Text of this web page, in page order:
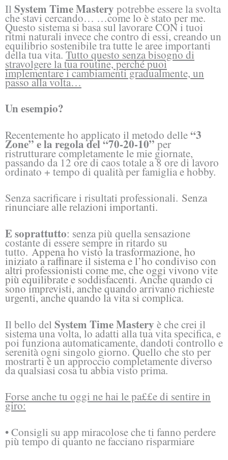
Il System Time Mastery potrebbe essere la svolta
che stavi cercando… …come lo è stato per me.
Questo sistema si basa sul lavorare CON i tuoi
ritmi naturali invece che contro di essi, creando un
equilibrio sostenibile tra tutte le aree importanti
della tua vita.Tutto questo senza bisogno di
stravolgere la tua routine, perché puoi
implementare i cambiamenti gradualmente, un
passo alla volta…
Un esempio?
Recentemente ho applicato il metodo delle“3
Zone” e la regola del “70-20-10”per
ristrutturare completamente le mie giornate,
passando da 12 ore di caos totale a 8 ore di lavoro
ordinato + tempo di qualità per famiglia e hobby.
Senza sacrificare i risultati professionali. Senza
rinunciare alle relazioni importanti.
E soprattutto: senza più quella sensazione
costante di essere sempre in ritardo su
tutto. Appena ho visto la trasformazione, ho
iniziato a raffinare il sistema e l’ho condiviso con
altri professionisti come me, che oggi vivono vite
più equilibrate e soddisfacenti. Anche quando ci
sono imprevisti, anche quando arrivano richieste
urgenti, anche quando la vita si complica.
Il bello del System Time Mastery è che crei il
sistema una volta, lo adatti alla tua vita specifica, e
poi funziona automaticamente, dandoti controllo e
serenità ogni singolo giorno. Quello che sto per
mostrarti è un approccio completamente diverso
da qualsiasi cosa tu abbia visto prima.
Forse anche tu oggi ne hai le pa££e di sentire in
giro:
• Consigli su app miracolose che ti fanno perdere
più tempo di quanto ne facciano risparmiare